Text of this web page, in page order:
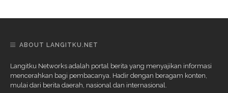
ABOUT LANGITKU.NET
Langitku Networks adalah portal berita yang menyajikan informasi
mencerahkan bagi pembacanya. Hadir dengan beragam konten,
mulai dari berita daerah, nasional dan internasional.